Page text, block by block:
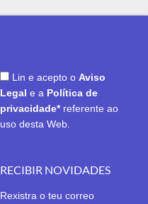
Lin e acepto o Aviso
Legal e a Política de
privacidade* referente ao
uso desta Web.
RECIBIR NOVIDADES
Rexistra o teu correo